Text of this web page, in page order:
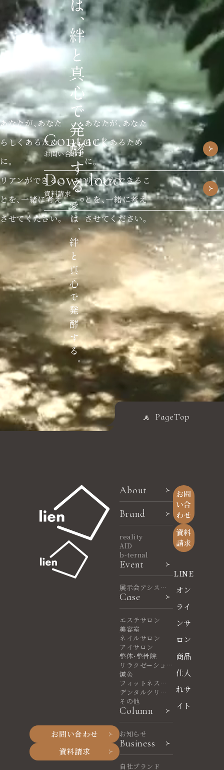
あなたが、あなた
らしくあるため
に。
リアンができるこ
とを、一緒に考え
させてください。
あなたが、あなた
らしくあるため
に。
リアンができるこ
とを、一緒に考え
させてください。
Contact
お問い合わせ
Download
資料請求
PageTop
お問い合わせ
資料請求
About
Brand
reality
AID
b-ternal
Event
展示会アシスタ
ント
Case
エステサロン
美容室
ネイルサロン
アイサロン
整体・整骨院
リラクゼーショ
ンサロン
鍼灸
フィットネスヨ
ガ
デンタルクリニ
ック
その他
Column
お知らせ
Business
自社ブランド
お問
い合
わせ
資料
請求
LINE
オン
ライ
ンサ
ロン
商品
仕入
れサ
イト